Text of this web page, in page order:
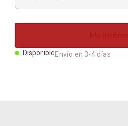
Llaveros
Me interesa
DisponibleEnvío en 3-4 días